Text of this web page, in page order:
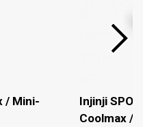
/ Mini-
Injinji
Coolmax /